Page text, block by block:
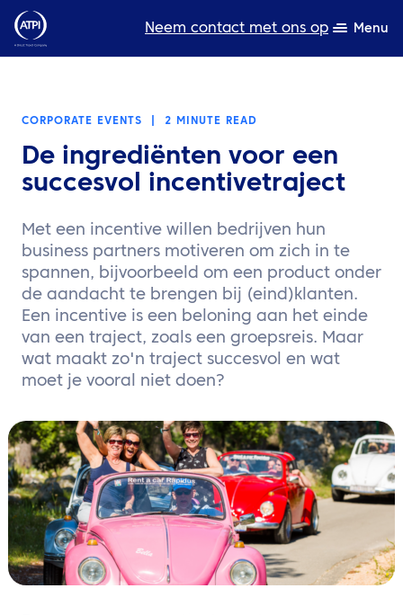
Neem contact met ons op Menu
Over ons
Producten
Duurzaamheid
TravelHub Login
Zoeken
Neem contact met ons op
CORPORATE EVENTS 2 MINUTE READ
De ingrediënten voor een
succesvol incentivetraject
Met een incentive willen bedrijven hun
business partners motiveren om zich in te
spannen, bijvoorbeeld om een product onder
de aandacht te brengen bij (eind)klanten.
Een incentive is een beloning aan het einde
van een traject, zoals een groepsreis. Maar
wat maakt zo'n traject succesvol en wat
moet je vooral niet doen?